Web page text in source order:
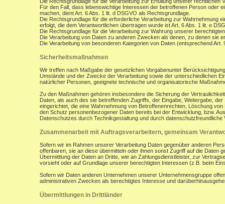
Für den Fall, dass lebenswichtige Interessen der betroffenen Person oder
machen, dient Art. 6 Abs. 1 lit. d DSGVO als Rechtsgrundlage.
Die Rechtsgrundlage für die erforderliche Verarbeitung zur Wahrnehmung
erfolgt, die dem Verantwortlichen übertragen wurde ist Art. 6 Abs. 1 lit. e
Die Rechtsgrundlage für die Verarbeitung zur Wahrung unserer
Die Verarbeitung von Daten zu anderen Zwecken als denen, zu denen sie
Die Verarbeitung von besonderen Kategorien von Daten (entsprechend
Sicherheitsmaßnahmen
Wir treffen nach Maßgabe der gesetzlichen Vorgabenunter
Umstände und der Zwecke der Verarbeitung sowie der unterschiedlichen
natürlicher Personen, geeignete technische und organisatorische
Zu den Maßnahmen gehören insbesondere die Sicherung der
Daten, als auch des sie betreffenden Zugriffs, der Eingabe, Weitergabe,
eingerichtet, die eine Wahrnehmung von Betroffenenrechten, Löschung
den Schutz personenbezogener Daten bereits bei der Entwicklung, bzw.
Datenschutzes durch Technikgestaltung und durch datenschutzfreundliche
Zusammenarbeit mit Auftragsverarbeitern, gemeinsam
Sofern wir im Rahmen unserer Verarbeitung Daten gegenüber anderen
offenbaren, sie an diese übermitteln oder ihnen sonst Zugriff auf die Daten
Übermittlung der Daten an Dritte, wie an Zahlungsdienstleister, zur
vorsieht oder auf Grundlage unserer berechtigten Interessen (z.B. beim
Sofern wir Daten anderen Unternehmen unserer Unternehmensgruppe
administrativen Zwecken als berechtigtes Interesse und
Übermittlungen in Drittländer